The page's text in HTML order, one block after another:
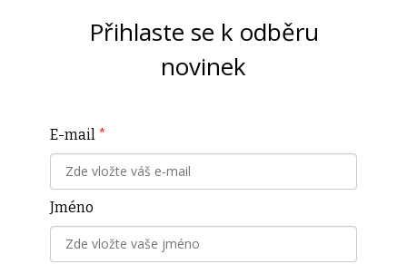
Přihlaste se k odběru
novinek
E-mail *
Jméno